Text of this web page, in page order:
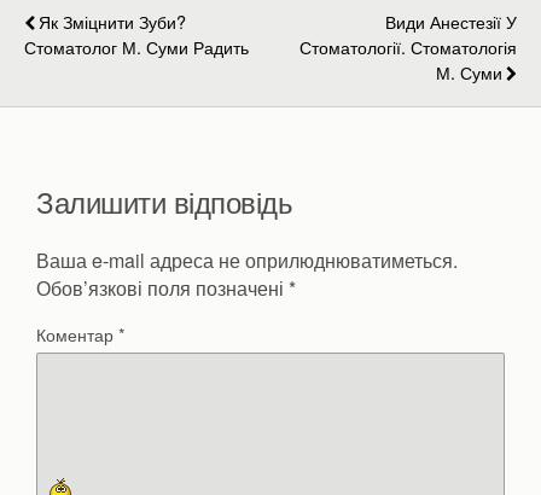
Як Зміцнити Зуби?
Стоматолог М. Суми Радить
Види Анестезії У
Стоматології. Стоматологія
М. Суми
Залишити відповідь
Ваша e-mail адреса не оприлюднюватиметься.
Обов’язкові поля позначені *
Коментар*